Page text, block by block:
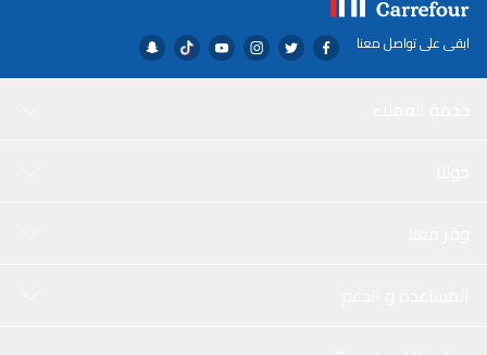
ابقى على تواصل معنا